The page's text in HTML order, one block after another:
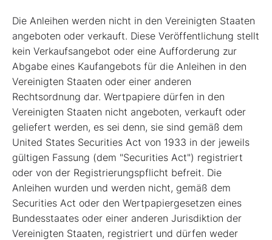
Die Anleihen werden nicht in den Vereinigten Staaten
angeboten oder verkauft. Diese Veröffentlichung stellt
kein Verkaufsangebot oder eine Aufforderung zur
Abgabe eines Kaufangebots für die Anleihen in den
Vereinigten Staaten oder einer anderen
Rechtsordnung dar. Wertpapiere dürfen in den
Vereinigten Staaten nicht angeboten, verkauft oder
geliefert werden, es sei denn, sie sind gemäß dem
United States Securities Act von 1933 in der jeweils
gültigen Fassung (dem "Securities Act") registriert
oder von der Registrierungspflicht befreit. Die
Anleihen wurden und werden nicht, gemäß dem
Securities Act oder den Wertpapiergesetzen eines
Bundesstaates oder einer anderen Jurisdiktion der
Vereinigten Staaten, registriert und dürfen weder